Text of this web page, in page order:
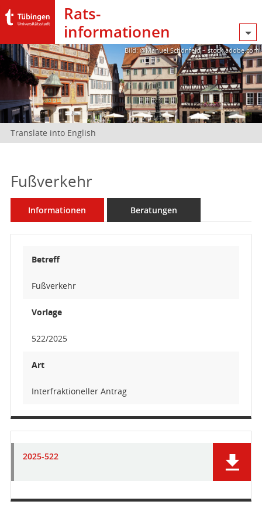
Rats­
informationen
Bild: @Manuel Schönfeld – stock.adobe.com
Translate into English
Fußverkehr
Informationen Beratungen
Betreff
Fußverkehr
Vorlage
522/2025
Art
Interfraktioneller Antrag
2025-522